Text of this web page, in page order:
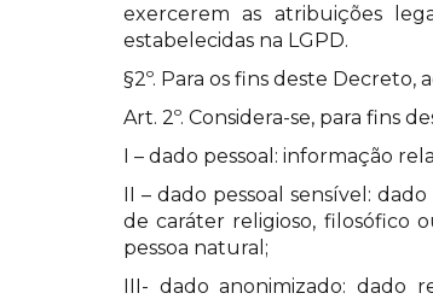
exercerem as atribuições
estabelecidas na LGPD.
§2º. Para os fins deste Decreto,
Art. 2º. Considera-se, para fins
I – dado pessoal: informação
II – dado pessoal sensível:
de caráter religioso, filosófico
pessoa natural;
III- dado anonimizado: dado